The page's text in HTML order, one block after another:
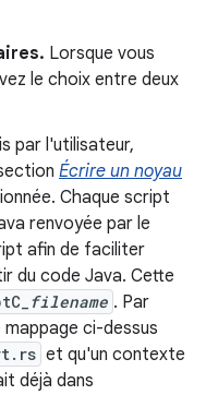
Lorsque vous
le choix entre deux
par l'utilisateur,
Écrire un noyau
Chaque script
renvoyée par le
afin de faciliter
du code Java. Cette
filename . Par
mappage ci-dessus
et qu'un contexte
déjà dans